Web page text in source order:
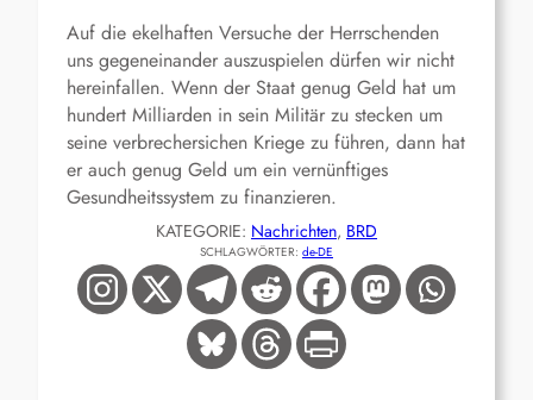
Auf die ekelhaften Versuche der Herrschenden
uns gegeneinander auszuspielen dürfen wir nicht
hereinfallen. Wenn der Staat genug Geld hat um
hundert Milliarden in sein Militär zu stecken um
seine verbrechersichen Kriege zu führen, dann hat
er auch genug Geld um ein vernünftiges
Gesundheitssystem zu finanzieren.
KATEGORIE: Nachrichten, BRD
SCHLAGWÖRTER: de-DE